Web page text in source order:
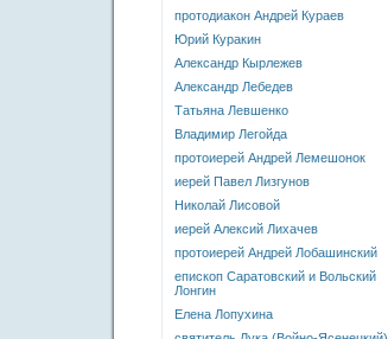
протодиакон Андрей Кураев
Юрий Куракин
Александр Кырлежев
Александр Лебедев
Татьяна Левшенко
Владимир Легойда
протоиерей Андрей Лемешонок
иерей Павел Лизгунов
Николай Лисовой
иерей Алексий Лихачев
протоиерей Андрей Лобашинский
епископ Саратовский и Вольский
Лонгин
Елена Лопухина